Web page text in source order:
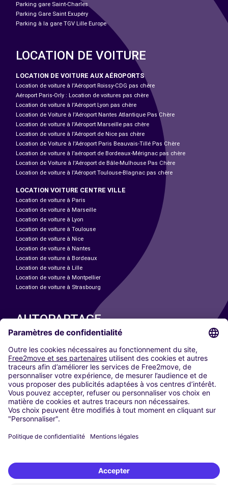
Parking gare Saint-Charles
Parking Gare Saint Exupéry
Parking à la gare TGV Lille Europe
LOCATION DE VOITURE
LOCATION DE VOITURE AUX AÉROPORTS
Location de voiture à l'Aéroport Roissy-CDG pas chère
Aéroport Paris-Orly : Location de voitures pas chère
Location de voiture à l'Aéroport Lyon pas chère
Location de Voiture à l'Aéroport Nantes Atlantique Pas Chère
Location de voiture à l'Aéroport Marseille pas chère
Location de voiture à l'Aéroport de Nice pas chère
Location de Voiture à l'Aéroport Paris Beauvais-Tillé Pas Chère
Location de voiture à l’aéroport de Bordeaux-Mérignac pas chère
Location de Voiture à l'Aéroport de Bâle-Mulhouse Pas Chère
Location de voiture à l'Aéroport Toulouse-Blagnac pas chère
LOCATION VOITURE CENTRE VILLE
Location de voiture à Paris
Location de voiture à Marseille
Location de voiture à Lyon
Location de voiture à Toulouse
Location de voiture à Nice
Location de voiture à Nantes
Location de voiture à Bordeaux
Location de voiture à Lille
Location de voiture à Montpellier
Location de voiture à Strasbourg
AUTOPARTAGE
Paris
Madrid
Washington DC
Milan
Rome
Turin
Vienne
Berlin
Düsseldorf